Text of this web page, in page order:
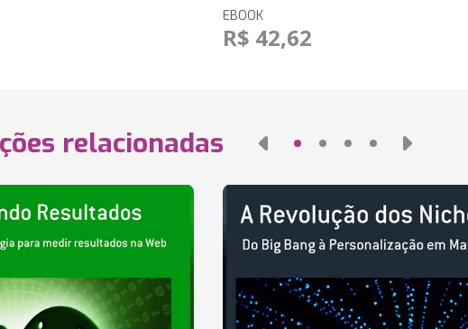
EBOOK
R$ 42,62
relacionadas